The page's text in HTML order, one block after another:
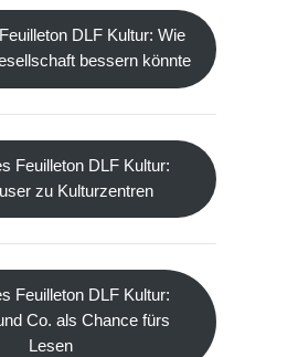
DLF Kultur: Wie
bessern könnte
Feuilleton DLF Kultur:
zu Kulturzentren
Feuilleton DLF Kultur:
Co. als Chance fürs
Lesen